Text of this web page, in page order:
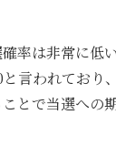
率は非常に低
言われており
とで当選への